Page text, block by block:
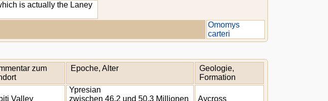
is actually the Laney
Omomys
carteri
zum
Epoche, Alter
Geologie,
Formation
Valley
Ypresian
zwischen 46.2 und 50.3 Millionen
Aycross